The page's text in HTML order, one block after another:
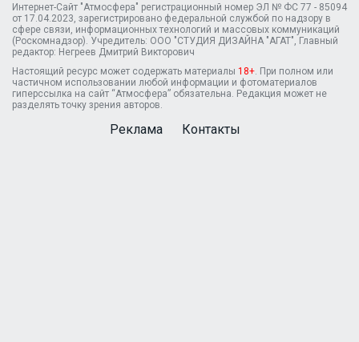
Интернет-Сайт "Атмосфера" регистрационный номер ЭЛ № ФС 77 - 85094
от 17.04.2023, зарегистрировано федеральной службой по надзору в
сфере связи, информационных технологий и массовых коммуникаций
(Роскомнадзор). Учредитель: ООО "СТУДИЯ ДИЗАЙНА "АГАТ", Главный
редактор: Негреев Дмитрий Викторович
Настоящий ресурс может содержать материалы 18+ . При полном или
частичном использовании любой информации и фотоматериалов
гиперссылка на сайт “Атмосфера” обязательна. Редакция может не
разделять точку зрения авторов.
Реклама Контакты